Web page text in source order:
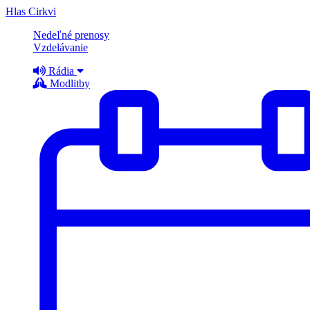
Hlas Cirkvi
Nedeľné prenosy
Vzdelávanie
Rádia
Modlitby